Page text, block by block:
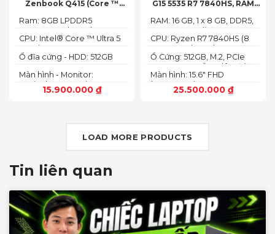
Zenbook Q415 (Core ™
512GB, 14.0inch WUXGA
OLED, Win 11)
15.900.000 ₫
Màn hình - Monitor:
14.0inch WUXGA (1920 x
1200) 16:10, OLED, 500 nits,
Ổ đĩa cứng - HDD: 512GB
CPU: Intel® Core ™ Ultra 5
125H (3.60GHz up to
4.50GHz, 18MB Cache)
Ram: 8GB LPDDR5
7467MHz on board
G15 5535 R7 7840HS, RAM
8G, 15.6-inch FHD 165Hz
Windows 11 Dark Shadow
Gray
25.500.000 ₫
Màn hình: 15.6" FHD
(1920x1080) 165Hz, 3ms,
sRGB-100%,
Ổ Cứng: 512GB, M.2, PCIe
NVMe, SSD-Hỗ trợ lên đến
4 TB (2 khe SSD)
CPU: Ryzen R7 7840HS (8
Cores, 16 Threads, 24MB
Cache, 3.80 GHz up to 5.1
RAM: 16 GB, 1 x 8 GB, DDR5,
4800 MHz -Tối đa 32GB
LOAD MORE PRODUCTS
Tin liên quan